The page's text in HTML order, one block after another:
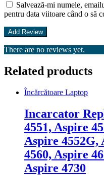
Salvează-mi numele,
pentru data viitoare când o să
There are no reviews yet.
Related products
Încărcătoare Laptop
Incarcator
4551, Aspire
Aspire 4552G,
4560, Aspire
Aspire 4730